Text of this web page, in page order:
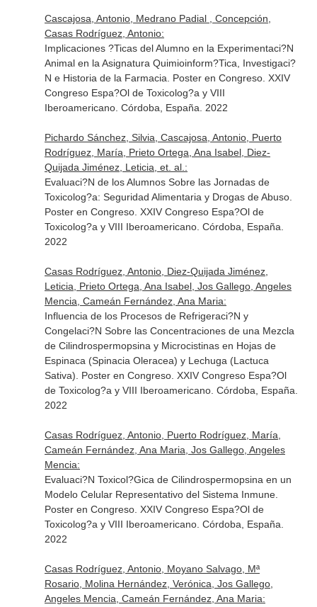
Cascajosa, Antonio, Medrano Padial , Concepción,
Casas Rodríguez, Antonio:
Implicaciones ?Ticas del Alumno en la Experimentaci?N
Animal en la Asignatura Quimioinform?Tica, Investigaci?
N e Historia de la Farmacia. Poster en Congreso. XXIV
Congreso Espa?Ol de Toxicolog?a y VIII
Iberoamericano. Córdoba, España. 2022
Pichardo Sánchez, Silvia, Cascajosa, Antonio, Puerto
Rodríguez, María, Prieto Ortega, Ana Isabel, Diez-
Quijada Jiménez, Leticia, et. al.:
Evaluaci?N de los Alumnos Sobre las Jornadas de
Toxicolog?a: Seguridad Alimentaria y Drogas de Abuso.
Poster en Congreso. XXIV Congreso Espa?Ol de
Toxicolog?a y VIII Iberoamericano. Córdoba, España.
2022
Casas Rodríguez, Antonio, Diez-Quijada Jiménez,
Leticia, Prieto Ortega, Ana Isabel, Jos Gallego, Angeles
Mencia, Cameán Fernández, Ana Maria:
Influencia de los Procesos de Refrigeraci?N y
Congelaci?N Sobre las Concentraciones de una Mezcla
de Cilindrospermopsina y Microcistinas en Hojas de
Espinaca (Spinacia Oleracea) y Lechuga (Lactuca
Sativa). Poster en Congreso. XXIV Congreso Espa?Ol
de Toxicolog?a y VIII Iberoamericano. Córdoba, España.
2022
Casas Rodríguez, Antonio, Puerto Rodríguez, María,
Cameán Fernández, Ana Maria, Jos Gallego, Angeles
Mencia:
Evaluaci?N Toxicol?Gica de Cilindrospermopsina en un
Modelo Celular Representativo del Sistema Inmune.
Poster en Congreso. XXIV Congreso Espa?Ol de
Toxicolog?a y VIII Iberoamericano. Córdoba, España.
2022
Casas Rodríguez, Antonio, Moyano Salvago, Mª
Rosario, Molina Hernández, Verónica, Jos Gallego,
Angeles Mencia, Cameán Fernández, Ana Maria: